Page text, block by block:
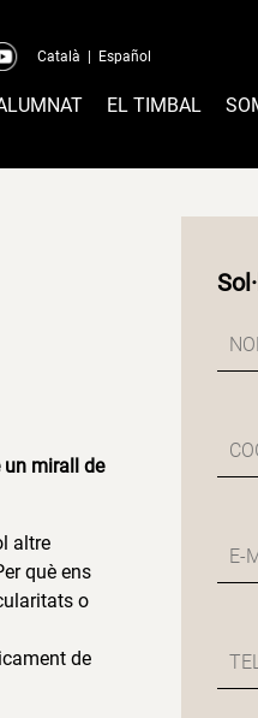
Català Español
EL TIMBAL
un mirall de
altre
què ens
o
de